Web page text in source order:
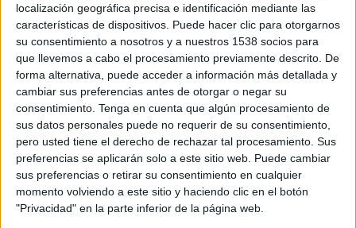
localización geográfica precisa e identificación mediante las
características de dispositivos. Puede hacer clic para otorgarnos
su consentimiento a nosotros y a nuestros 1538 socios para
que llevemos a cabo el procesamiento previamente descrito. De
forma alternativa, puede acceder a información más detallada y
cambiar sus preferencias antes de otorgar o negar su
consentimiento. Tenga en cuenta que algún procesamiento de
sus datos personales puede no requerir de su consentimiento,
pero usted tiene el derecho de rechazar tal procesamiento. Sus
preferencias se aplicarán solo a este sitio web. Puede cambiar
sus preferencias o retirar su consentimiento en cualquier
momento volviendo a este sitio y haciendo clic en el botón
"Privacidad" en la parte inferior de la página web.
En la siguiente entrevista repasamos, entre otros
temas, los resultados de ‘Atardeceres Larios’, los
retos de la campaña de la marca malagueña en su
cuarta edición, donde se apuesta mucho por el
marketing experiencial: “Desde Larios ofrecemos
algo más allá de un producto, es una experiencia
emocional”, declara Andrade
¿Cómo valora el estado del sector? Con la
cantidad de anunciantes que hay y la